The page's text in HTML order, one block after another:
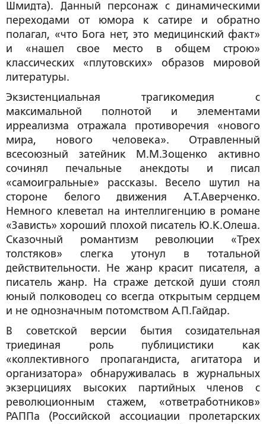
Шмидта). Данный персонаж с динамическими
переходами от юмора к сатире и обратно
полагал, «что Бога нет, это медицинский факт»
и «нашел свое место в общем строю»
классических «плутовских» образов мировой
литературы.
Экзистенциальная трагикомедия с
максимальной полнотой и элементами
ирреализма отражала противоречия «нового
мира, нового человека». Отравленный
всесоюзный затейник М.М.Зощенко активно
сочинял печальные анекдоты и писал
«самоигральные» рассказы. Весело шутил на
стороне белого движения А.Т.Аверченко.
Немного клеветал на интеллигенцию в романе
«Зависть» хороший плохой писатель Ю.К.Олеша.
Сказочный романтизм революции «Трех
толстяков» слегка утонул в тотальной
действительности. Не жанр красит писателя, а
писатель жанр. На страже детской души стоял
юный полководец со всегда открытым сердцем
и не однозначным потомством А.П.Гайдар.
В советской версии бытия созидательная
триединая роль публицистики как
«коллективного пропагандиста, агитатора и
организатора» обнаруживалась в журнальных
экзерцициях высоких партийных членов с
революционным стажем, «ответработников»
РАППа (Российской ассоциации пролетарских